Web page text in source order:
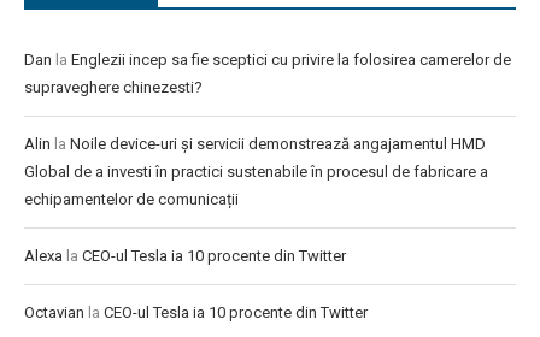
Dan la Englezii incep sa fie sceptici cu privire la folosirea camerelor de
supraveghere chinezesti?
Alin la Noile device-uri și servicii demonstrează angajamentul HMD
Global de a investi în practici sustenabile în procesul de fabricare a
echipamentelor de comunicații
Alexa la CEO-ul Tesla ia 10 procente din Twitter
Octavian la CEO-ul Tesla ia 10 procente din Twitter